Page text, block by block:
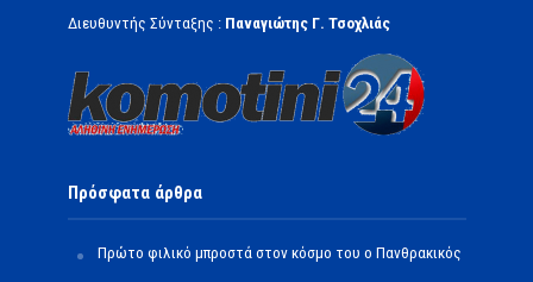
Διευθυντής Σύνταξης : Παναγιώτης Γ. Τσοχλιάς
Πρόσφατα άρθρα
Πρώτο φιλικό μπροστά στον κόσμο του ο Πανθρακικός